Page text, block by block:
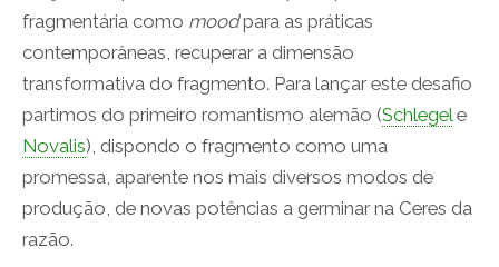
fragmentária como moodpara as práticas
contemporâneas, recuperar a dimensão
transformativa do fragmento. Para lançar este desafio
partimos do primeiro romantismo alemão (Schlegele
Novalis), dispondo o fragmento como uma
promessa, aparente nos mais diversos modos de
produção, de novas potências a germinar na Ceres da
razão.